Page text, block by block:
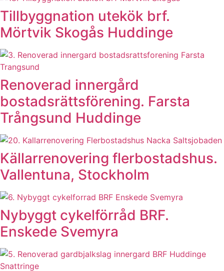
Tillbyggnation utekök brf.
Mörtvik Skogås Huddinge
Renoverad innergård
bostadsrättsförening. Farsta
Trångsund Huddinge
Källarrenovering flerbostadshus.
Vallentuna, Stockholm
Nybyggt cykelförråd BRF.
Enskede Svemyra